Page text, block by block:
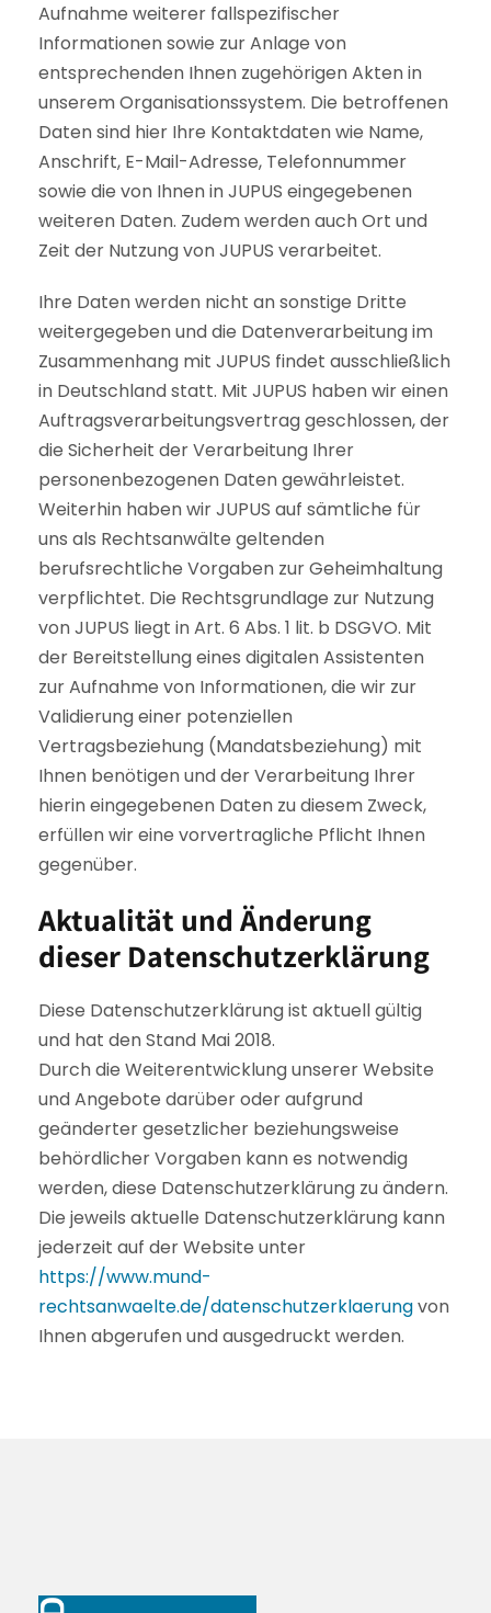
Aufnahme weiterer fallspezifischer
Informationen sowie zur Anlage von
entsprechenden Ihnen zugehörigen Akten in
unserem Organisationssystem. Die betroffenen
Daten sind hier Ihre Kontaktdaten wie Name,
Anschrift, E-Mail-Adresse, Telefonnummer
sowie die von Ihnen in JUPUS eingegebenen
weiteren Daten. Zudem werden auch Ort und
Zeit der Nutzung von JUPUS verarbeitet.
Ihre Daten werden nicht an sonstige Dritte
weitergegeben und die Datenverarbeitung im
Zusammenhang mit JUPUS findet ausschließlich
in Deutschland statt. Mit JUPUS haben wir einen
Auftragsverarbeitungsvertrag geschlossen, der
die Sicherheit der Verarbeitung Ihrer
personenbezogenen Daten gewährleistet.
Weiterhin haben wir JUPUS auf sämtliche für
uns als Rechtsanwälte geltenden
berufsrechtliche Vorgaben zur Geheimhaltung
verpflichtet. Die Rechtsgrundlage zur Nutzung
von JUPUS liegt in Art. 6 Abs. 1 lit. b DSGVO. Mit
der Bereitstellung eines digitalen Assistenten
zur Aufnahme von Informationen, die wir zur
Validierung einer potenziellen
Vertragsbeziehung (Mandatsbeziehung) mit
Ihnen benötigen und der Verarbeitung Ihrer
hierin eingegebenen Daten zu diesem Zweck,
erfüllen wir eine vorvertragliche Pflicht Ihnen
gegenüber.
Aktualität und Änderung
dieser Datenschutzerklärung
Diese Datenschutzerklärung ist aktuell gültig
und hat den Stand Mai 2018.
Durch die Weiterentwicklung unserer Website
und Angebote darüber oder aufgrund
geänderter gesetzlicher beziehungsweise
behördlicher Vorgaben kann es notwendig
werden, diese Datenschutzerklärung zu ändern.
Die jeweils aktuelle Datenschutzerklärung kann
jederzeit auf der Website unter
https://www.mund-
rechtsanwaelte.de/datenschutzerklaerungvon
Ihnen abgerufen und ausgedruckt werden.